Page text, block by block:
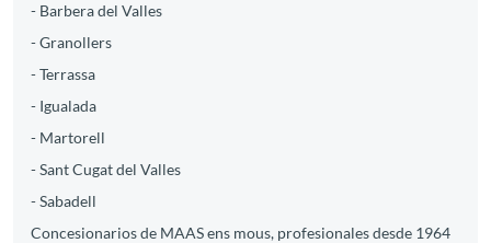
- Barbera del Valles
- Granollers
- Terrassa
- Igualada
- Martorell
- Sant Cugat del Valles
- Sabadell
Concesionarios de MAAS ens mous, profesionales desde 1964